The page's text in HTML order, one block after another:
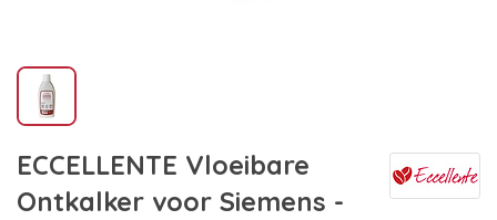
ECCELLENTE Vloeibare
Ontkalker voor Siemens -